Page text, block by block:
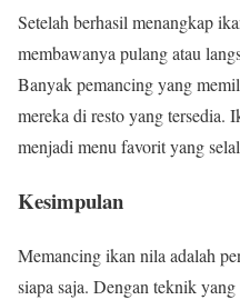
Setelah berhasil menangkap
membawanya pulang atau
Banyak pemancing yang
mereka di resto yang tersedia.
menjadi menu favorit yang
Kesimpulan
Memancing ikan nila adalah
siapa saja. Dengan teknik